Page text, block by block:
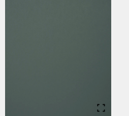
Info